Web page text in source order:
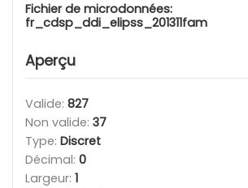
Fichier de microdonnées:
fr_cdsp_ddi_elipss_201311fam
Aperçu
Valide: 827
Non valide: 37
Type: Discret
Décimal: 0
Largeur: 1